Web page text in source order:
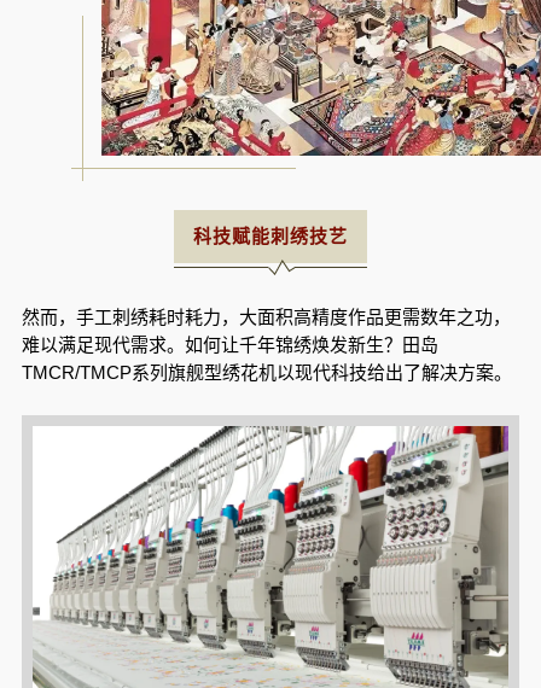
科技赋能刺绣技艺
然而，手工刺绣耗时耗力，大面积高精度作品更需数年之功，
难以满足现代需求。如何让千年锦绣焕发新生？田岛
TMCR/TMCP系列旗舰型绣花机以现代科技给出了解决方案。